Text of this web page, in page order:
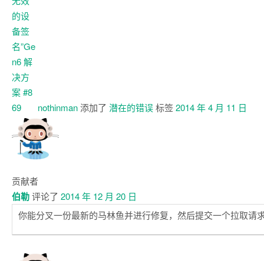
nothinman添加了 潜在的错误标签2014 年 4 月 11 日
贡献者
伯勒评论了 2014 年 12 月 20 日
你能分叉一份最新的马林鱼并进行修复，然后提交一个拉取请